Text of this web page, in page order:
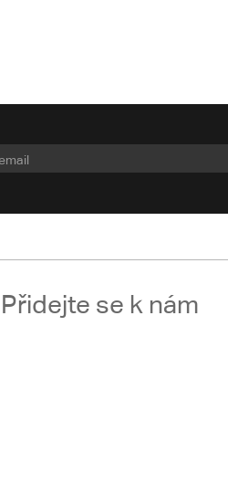
Přidejte se k nám